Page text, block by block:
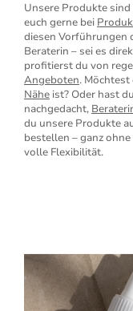
Unsere Produkte
euch gerne bei
diesen Vorführungen
Beraterin – sei es
profitierst du von
Angeboten.
Nähe ist? Oder hast
nachgedacht,
du unsere Produkte
bestellen – ganz
volle Flexibilität.